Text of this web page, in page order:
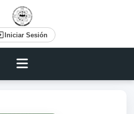
Iniciar Sesión